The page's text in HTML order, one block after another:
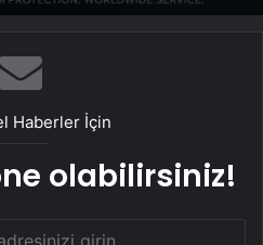
Haberler İçin
olabilirsiniz!